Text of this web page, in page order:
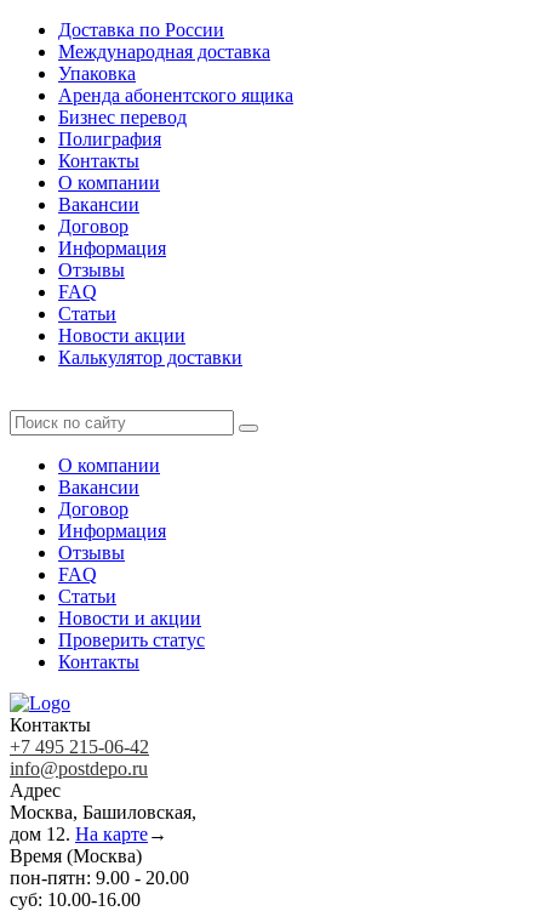
Доставка по России
Международная доставка
Упаковка
Аренда абонентского ящика
Бизнес перевод
Полиграфия
Контакты
О компании
Вакансии
Договор
Информация
Отзывы
FAQ
Статьи
Новости акции
Калькулятор доставки
О компании
Вакансии
Договор
Информация
Отзывы
FAQ
Статьи
Новости и акции
Проверить статус
Контакты
Контакты
+7 495 215-06-42
info@postdepo.ru
Адрес
Москва, Башиловская,
дом 12. На карте→
Время (Москва)
пон-пятн: 9.00 - 20.00
суб: 10.00-16.00